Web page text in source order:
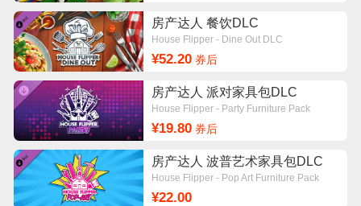
房产达人 餐饮DLC
House Flipper - Dine Out DLC
¥52.20券后
房产达人 派对家具包DLC
House Flipper - Party Furniture Pack
¥19.80券后
房产达人 波普艺术家具包DLC
House Flipper - Pop Art Furniture Pack
¥22.00